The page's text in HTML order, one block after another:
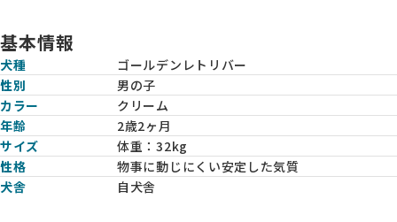
基本情報
犬種
ゴールデンレトリバー
性別
男の子
カラー
クリーム
年齢
2歳2ヶ月
サイズ
体重：32kg
性格
物事に動じにくい安定した気質
犬舎
自犬舎